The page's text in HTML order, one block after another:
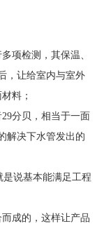
项检测，其保温、
，让给室内与室外
料；
分贝，相当于一面
解决下水管发出的
说基本能满足工程
成的，这样让产品